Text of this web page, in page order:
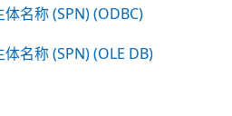
名称 (SPN) (ODBC)
名称 (SPN) (OLE DB)